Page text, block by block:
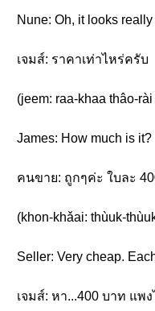
Nune: Oh, it looks
เจมส์: ราคาเท่าไหร่ครับ
(jeem: raa-khaa thâo-
James: How much is it?
คนขาย: ถูกๆค่ะ ใบละ
(khon-khǎai: thùuk-
Seller: Very cheap.
เจมส์: หา...400 บาท แพ